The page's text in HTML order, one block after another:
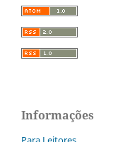
Informações